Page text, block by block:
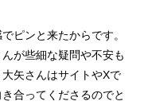
ピンと来たからです。
が些細な疑問や不安も
矢さんはサイトやXで
合ってくださるのでと